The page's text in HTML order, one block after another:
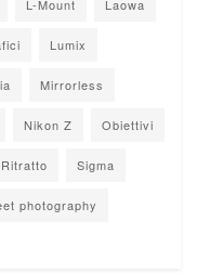
L-Mount Laowa
Lumix
Mirrorless
Nikon Z Obiettivi
Ritratto Sigma
photography